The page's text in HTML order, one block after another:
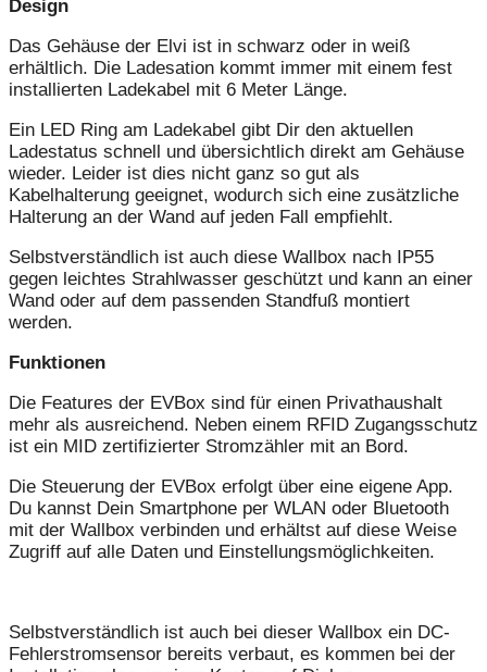
Design
Das Gehäuse der Elvi ist in schwarz oder in weiß
erhältlich. Die Ladesation kommt immer mit einem fest
installierten Ladekabel mit 6 Meter Länge.
Ein LED Ring am Ladekabel gibt Dir den aktuellen
Ladestatus schnell und übersichtlich direkt am Gehäuse
wieder. Leider ist dies nicht ganz so gut als
Kabelhalterung geeignet, wodurch sich eine zusätzliche
Halterung an der Wand auf jeden Fall empfiehlt.
Selbstverständlich ist auch diese Wallbox nach IP55
gegen leichtes Strahlwasser geschützt und kann an einer
Wand oder auf dem passenden Standfuß montiert
werden.
Funktionen
Die Features der EVBox sind für einen Privathaushalt
mehr als ausreichend. Neben einem RFID Zugangsschutz
ist ein MID zertifizierter Stromzähler mit an Bord.
Die Steuerung der EVBox erfolgt über eine eigene App.
Du kannst Dein Smartphone per WLAN oder Bluetooth
mit der Wallbox verbinden und erhältst auf diese Weise
Zugriff auf alle Daten und Einstellungsmöglichkeiten.
Selbstverständlich ist auch bei dieser Wallbox ein DC-
Fehlerstromsensor bereits verbaut, es kommen bei der